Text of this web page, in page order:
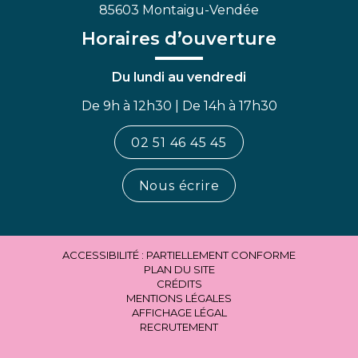
85603 Montaigu-Vendée
Horaires d’ouverture
Du lundi au vendredi
De 9h à 12h30 | De 14h à 17h30
02 51 46 45 45
Nous écrire
ACCESSIBILITÉ : PARTIELLEMENT CONFORME
PLAN DU SITE
CRÉDITS
MENTIONS LÉGALES
AFFICHAGE LÉGAL
RECRUTEMENT